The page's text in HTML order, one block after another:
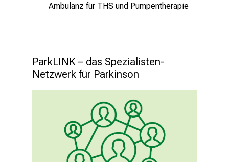
Neue biologische Klassifikation
der Parkinson-Krankheit
vorgestellt
Ambulanz für THS und Pumpentherapie
ParkLINK – das Spezialisten-
Netzwerk für Parkinson